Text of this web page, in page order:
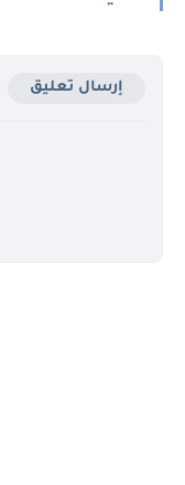
إرسال تعليق